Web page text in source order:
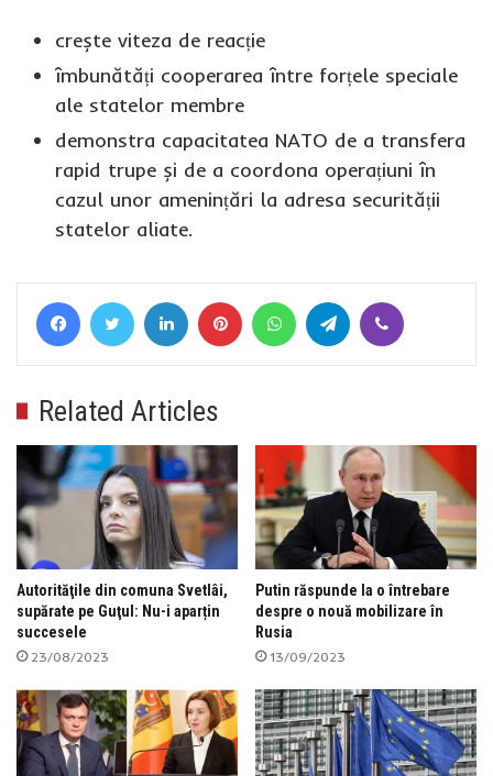
crește viteza de reacție
îmbunătăți cooperarea între forțele speciale
ale statelor membre
demonstra capacitatea NATO de a transfera
rapid trupe și de a coordona operațiuni în
cazul unor amenințări la adresa securității
statelor aliate.
FacebookTwitter LinkedIn Pinterest WhatsAppTelegram
Related Articles
Autorităţile din comuna Svetlâi,
supărate pe Guţul: Nu-i aparțin
succesele
23/08/2023
Putin răspunde la o întrebare
despre o nouă mobilizare în
Rusia
13/09/2023